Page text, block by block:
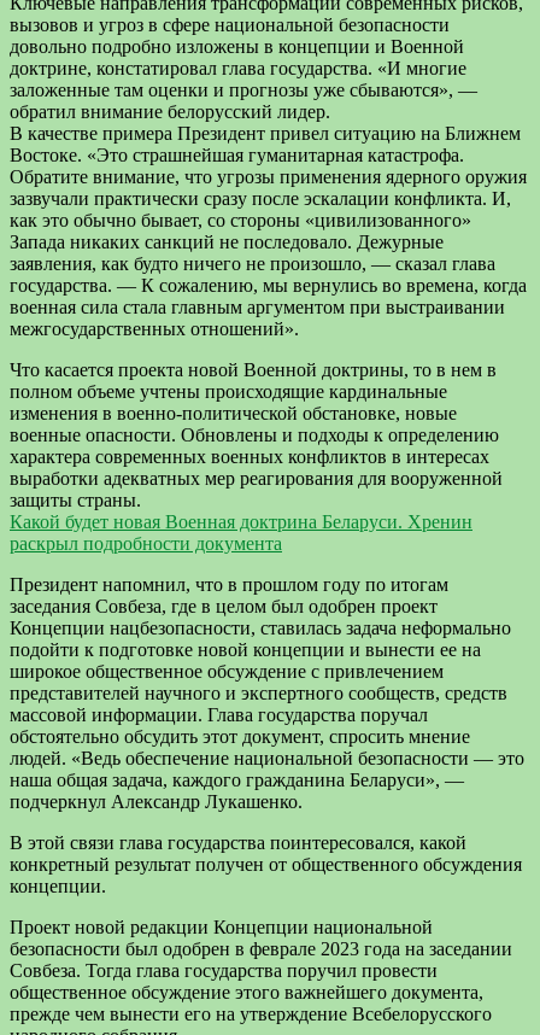
вызовов и угроз в сфере национальной безопасности
довольно подробно изложены в концепции и Военной
доктрине, констатировал глава государства. «И многие
заложенные там оценки и прогнозы уже сбываются», —
обратил внимание белорусский лидер.
В качестве примера Президент привел ситуацию на Ближнем
Востоке. «Это страшнейшая гуманитарная катастрофа.
Обратите внимание, что угрозы применения ядерного оружия
зазвучали практически сразу после эскалации конфликта. И,
как это обычно бывает, со стороны «цивилизованного»
Запада никаких санкций не последовало. Дежурные
заявления, как будто ничего не произошло, — сказал глава
государства. — К сожалению, мы вернулись во времена, когда
военная сила стала главным аргументом при выстраивании
межгосударственных отношений».
Что касается проекта новой Военной доктрины, то в нем в
полном объеме учтены происходящие кардинальные
изменения в военно-политической обстановке, новые
военные опасности. Обновлены и подходы к определению
характера современных военных конфликтов в интересах
выработки адекватных мер реагирования для вооруженной
защиты страны.
Какой будет новая Военная доктрина Беларуси. Хренин
раскрыл подробности документа
Президент напомнил, что в прошлом году по итогам
заседания Совбеза, где в целом был одобрен проект
Концепции нацбезопасности, ставилась задача неформально
подойти к подготовке новой концепции и вынести ее на
широкое общественное обсуждение с привлечением
представителей научного и экспертного сообществ, средств
массовой информации. Глава государства поручал
обстоятельно обсудить этот документ, спросить мнение
людей. «Ведь обеспечение национальной безопасности — это
наша общая задача, каждого гражданина Беларуси», —
подчеркнул Александр Лукашенко.
В этой связи глава государства поинтересовался, какой
конкретный результат получен от общественного обсуждения
концепции.
Проект новой редакции Концепции национальной
безопасности был одобрен в феврале 2023 года на заседании
Совбеза. Тогда глава государства поручил провести
общественное обсуждение этого важнейшего документа,
прежде чем вынести его на утверждение Всебелорусского